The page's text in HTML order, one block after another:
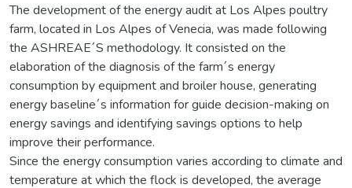
The development of the energy audit at Los Alpes poultry
farm, located in Los Alpes of Venecia, was made following
the ASHREAE´S methodology. It consisted on the
elaboration of the diagnosis of the farm´s energy
consumption by equipment and broiler house, generating
energy baseline´s information for guide decision-making on
energy savings and identifying savings options to help
improve their performance.
Since the energy consumption varies according to climate and
temperature at which the flock is developed, the average